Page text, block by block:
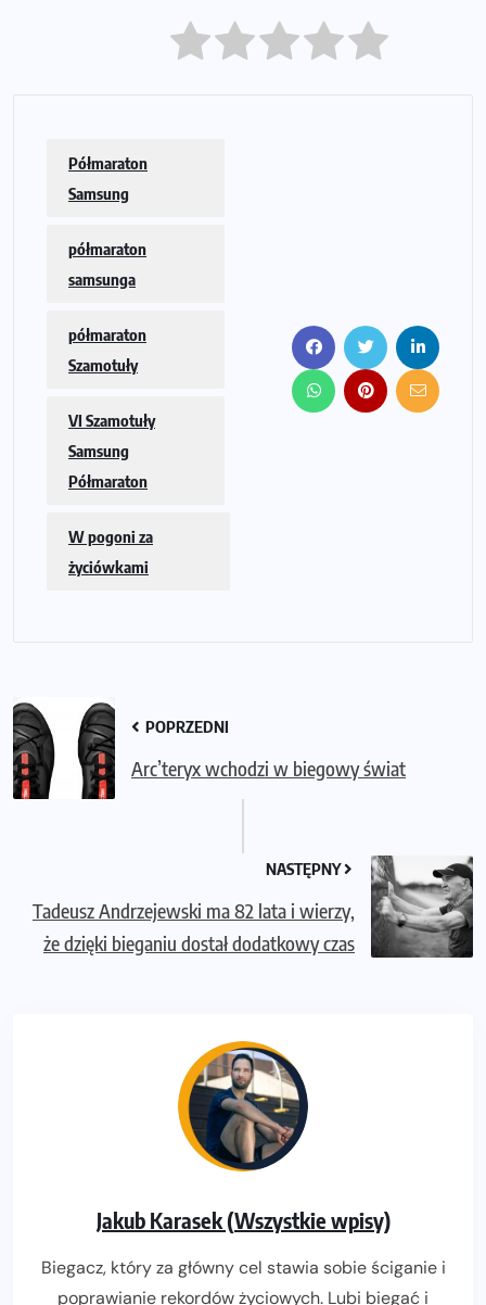
Półmaraton
Samsung
półmaraton
samsunga
półmaraton
Szamotuły
VI Szamotuły
Samsung
Półmaraton
W pogoni za
życiówkami
POPRZEDNI
Arc’teryx wchodzi w biegowy świat
NASTĘPNY
Tadeusz Andrzejewski ma 82 lata i wierzy,
że dzięki bieganiu dostał dodatkowy czas
Jakub Karasek (Wszystkie wpisy)
Biegacz, który za główny cel stawia sobie ściganie i
poprawianie rekordów życiowych. Lubi biegać i